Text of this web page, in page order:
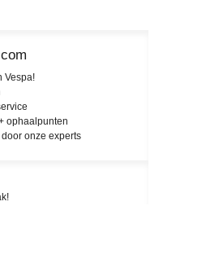
Vespa!
ophaalpunten
onze experts